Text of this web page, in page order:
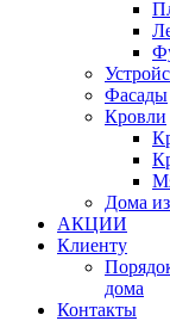
Фасады
Кровли
Дома из
АКЦИИ
Клиенту
дома
Контакты